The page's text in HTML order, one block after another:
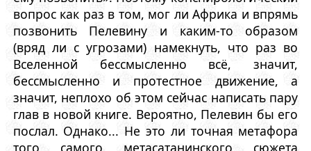
вопрос как раз в том, мог ли Африка и впрямь
позвонить Пелевину и каким-то образом
(вряд ли с угрозами) намекнуть, что раз во
Вселенной бессмысленно всё, значит,
бессмысленно и протестное движение, а
значит, неплохо об этом сейчас написать пару
глав в новой книге. Вероятно, Пелевин бы его
послал. Однако... Не это ли точная метафора
того самого метасатанинского сюжета